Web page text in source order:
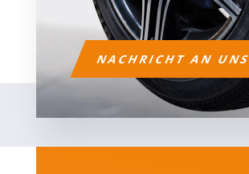
NACHRICHT AN UNS